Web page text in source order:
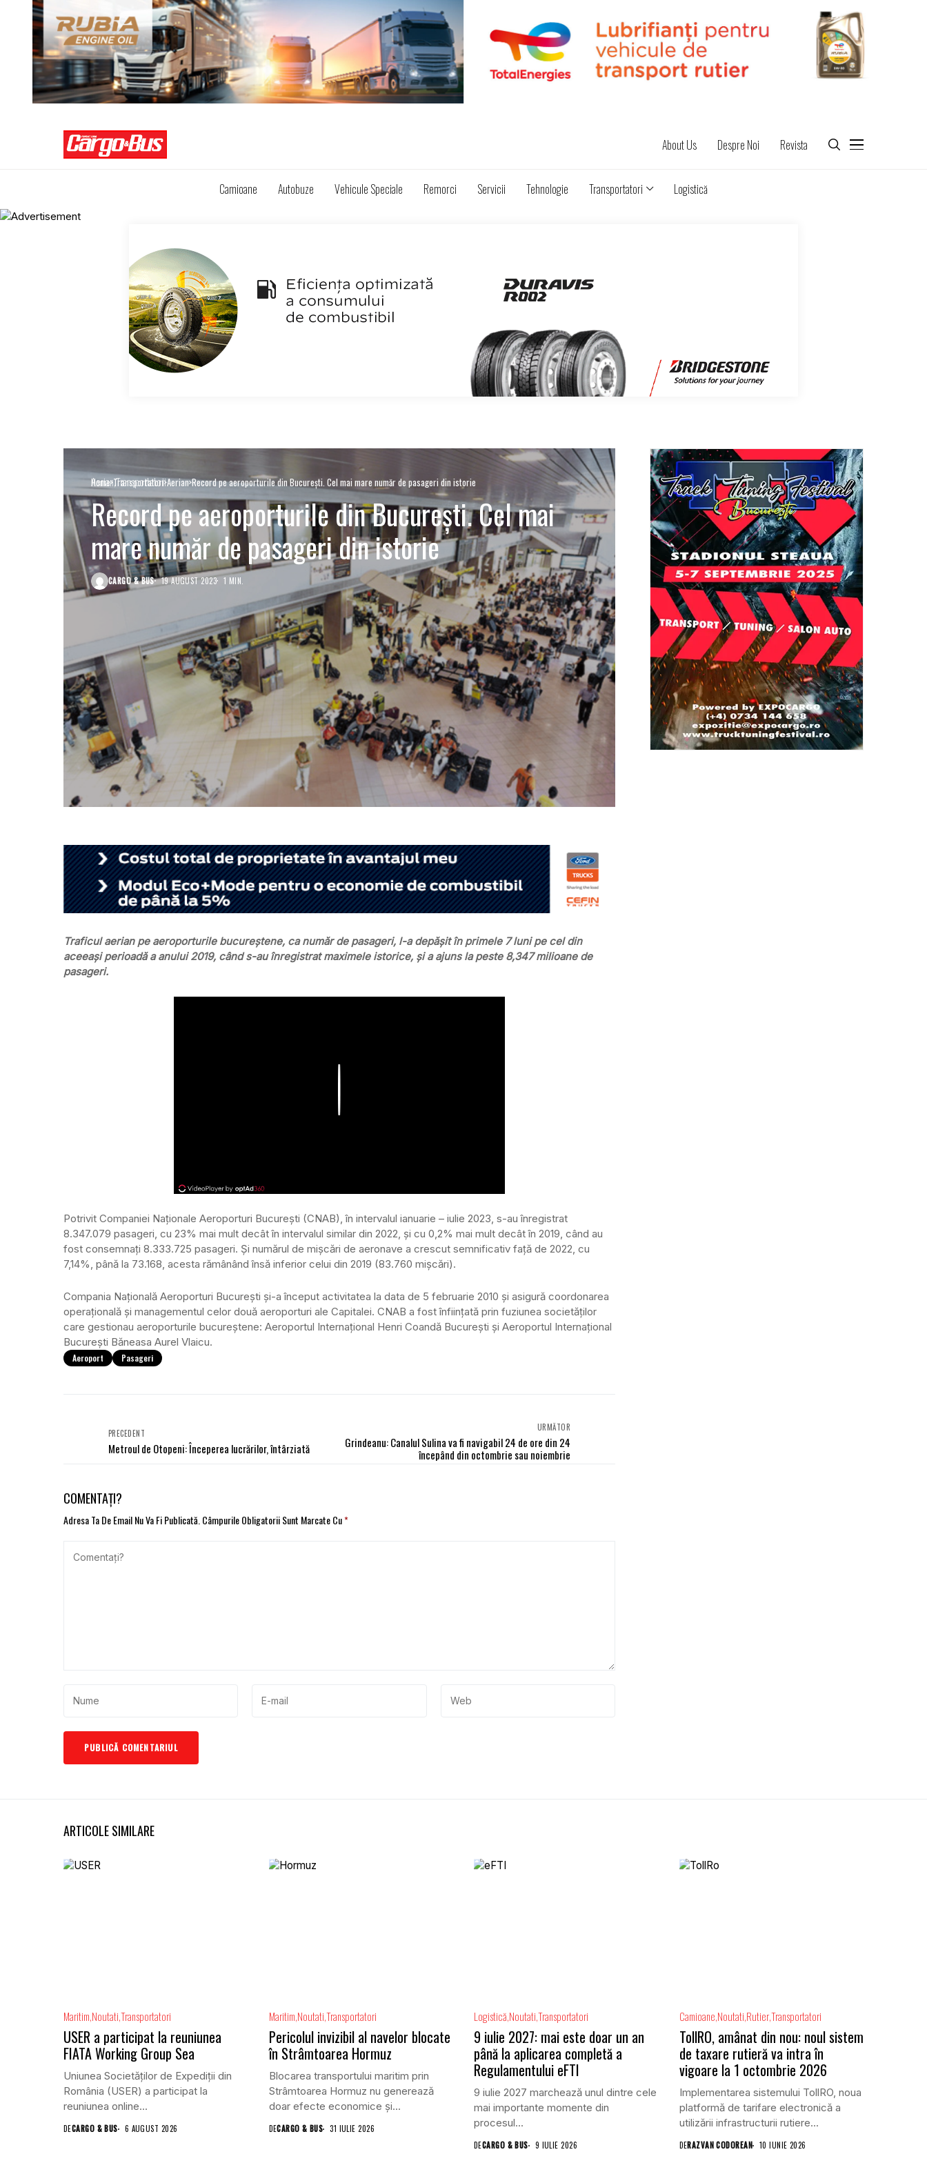
About Us Despre Noi Revista
Camioane Autobuze Vehicule Speciale Remorci Servicii Tehnologie Transportatori Logistică
Home Transportatori Aerian Record pe aeroporturile din Bucureşti. Cel mai mare număr de pasageri din istorie
AerianTransportatori
Record pe aeroporturile din Bucureşti. Cel mai
mare număr de pasageri din istorie
CARGO & BUS 19 AUGUST 2023 1 MIN.
Traficul aerian pe aeroporturile bucureştene, ca număr de pasageri, l-a depăşit în primele 7 luni pe cel din
aceeaşi perioadă a anului 2019, când s-au înregistrat maximele istorice, şi a ajuns la peste 8,347 milioane de
pasageri.
Potrivit Companiei Naţionale Aeroporturi Bucureşti (CNAB), în intervalul ianuarie – iulie 2023, s-au înregistrat
8.347.079 pasageri, cu 23% mai mult decât în intervalul similar din 2022, şi cu 0,2% mai mult decât în 2019, când au
fost consemnaţi 8.333.725 pasageri. Şi numărul de mişcări de aeronave a crescut semnificativ faţă de 2022, cu
7,14%, până la 73.168, acesta rămânând însă inferior celui din 2019 (83.760 mişcări).
Compania Naţională Aeroporturi Bucureşti şi-a început activitatea la data de 5 februarie 2010 şi asigură coordonarea
operaţională şi managementul celor două aeroporturi ale Capitalei. CNAB a fost înfiinţată prin fuziunea societăţilor
care gestionau aeroporturile bucureştene: Aeroportul Internaţional Henri Coandă Bucureşti şi Aeroportul Internaţional
Bucureşti Băneasa Aurel Vlaicu.
Aeroport Pasageri
PRECEDENT
Metroul de Otopeni: Începerea lucrărilor, întârziată
URMĂTOR
Grindeanu: Canalul Sulina va fi navigabil 24 de ore din 24
începând din octombrie sau noiembrie
COMENTAȚI?
Adresa Ta De Email Nu Va Fi Publicată. Câmpurile Obligatorii Sunt Marcate Cu*
ARTICOLE SIMILARE
Maritim NoutatiTransportatori
USER a participat la reuniunea
FIATA Working Group Sea
Uniunea Societăților de Expediții din
România (USER) a participat la
reuniunea online...
DECARGO & BUS 6 AUGUST 2026
Maritim NoutatiTransportatori
Pericolul invizibil al navelor blocate
în Strâmtoarea Hormuz
Blocarea transportului maritim prin
Strâmtoarea Hormuz nu generează
doar efecte economice și...
DECARGO & BUS 31 IULIE 2026
Logistică NoutatiTransportatori
9 iulie 2027: mai este doar un an
până la aplicarea completă a
Regulamentului eFTI
9 iulie 2027 marchează unul dintre cele
mai importante momente din
procesul...
DECARGO & BUS 9 IULIE 2026
Camioane Noutati RutierTransportatori
TollRO, amânat din nou: noul sistem
de taxare rutieră va intra în
vigoare la 1 octombrie 2026
Implementarea sistemului TollRO, noua
platformă de tarifare electronică a
utilizării infrastructurii rutiere...
DERAZVAN CODOREAN 10 IUNIE 2026